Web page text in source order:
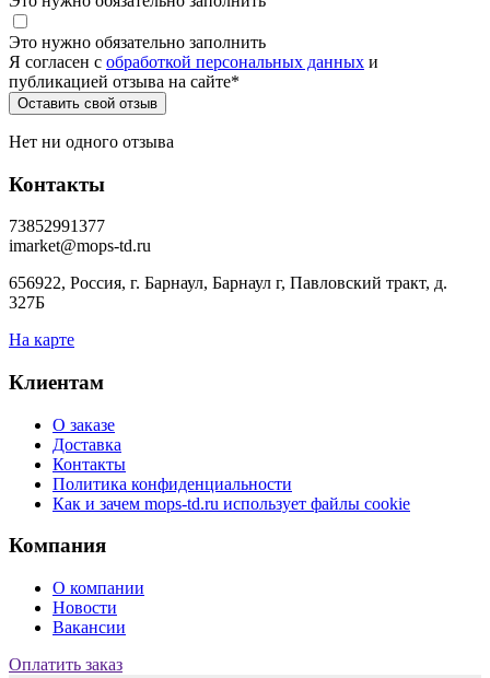
Это нужно обязательно заполнить
Я согласен c обработкой персональных данных и
публикацией отзыва на сайте*
Нет ни одного отзыва
Контакты
73852991377
imarket@mops-td.ru
656922, Россия, г. Барнаул, Барнаул г, Павловский тракт, д.
327Б
На карте
Клиентам
О заказе
Доставка
Контакты
Политика конфиденциальности
Как и зачем mops-td.ru использует файлы cookie
Компания
О компании
Новости
Вакансии
Оплатить заказ